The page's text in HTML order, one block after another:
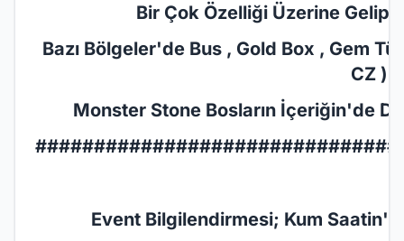
Bir Çok Özelliği Üzerine Gelip
Bazı Bölgeler'de Bus , Gold Box , Gem
CZ )
Monster Stone Bosların İçeriğin'de
Event Bilgilendirmesi; Kum